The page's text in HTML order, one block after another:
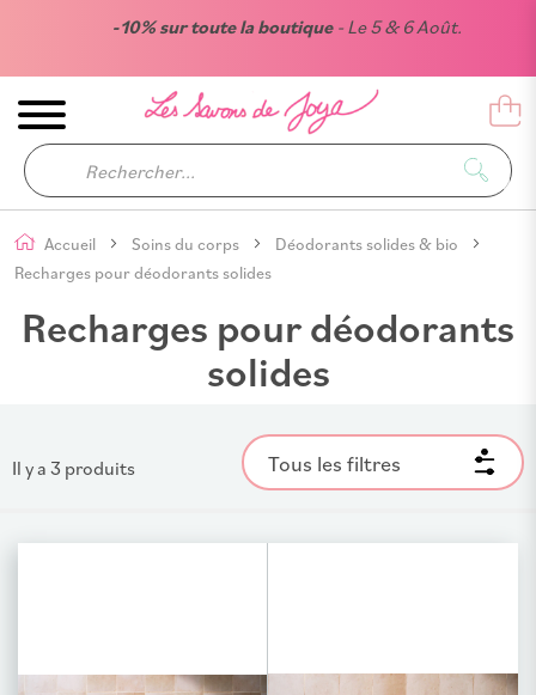
-10% sur toute la boutique- Le 5 & 6 Août.
Accueil Soins du corps
Déodorants solides & bio
Recharges pour déodorants solides
Recharges pour déodorants
solides
Tous les filtres
Il y a3 produits